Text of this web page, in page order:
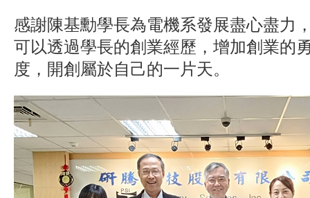
感謝陳基勳學長為電機系發展盡心盡力
可以透過學長的創業經歷，增加創業的
度，開創屬於自己的一片天。